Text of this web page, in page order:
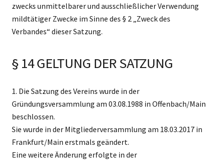
zwecks unmittelbarer und ausschließlicher Verwendung
mildtätiger Zwecke im Sinne des § 2 „Zweck des
Verbandes“ dieser Satzung.
§ 14 GELTUNG DER SATZUNG
1. Die Satzung des Vereins wurde in der
Gründungsversammlung am 03.08.1988 in Offenbach/Main
beschlossen.
Sie wurde in der Mitgliederversammlung am 18.03.2017 in
Frankfurt/Main erstmals geändert.
Eine weitere Änderung erfolgte in der